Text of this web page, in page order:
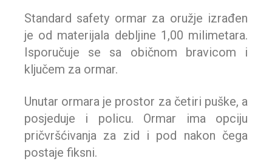
Standard safety ormar za oružje izrađen
je od materijala debljine 1,00 milimetara.
Isporučuje se sa običnom bravicom i
ključem za ormar.
Unutar ormara je prostor za četiri puške, a
posjeduje i policu. Ormar ima opciju
pričvršćivanja za zid i pod nakon čega
postaje fiksni.